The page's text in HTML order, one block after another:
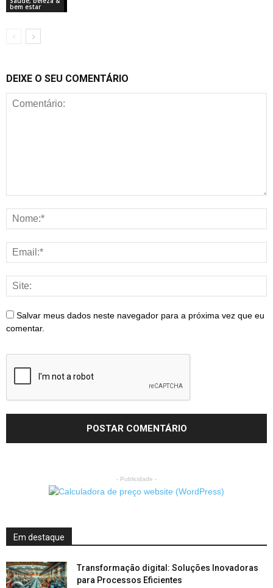
bem estar
DEIXE O SEU COMENTÁRIO
Salvar meus dados neste navegador para a próxima vez que eu
comentar.
- Publicidade -
Em destaque
Transformação digital: Soluções Inovadoras
para Processos Eficientes